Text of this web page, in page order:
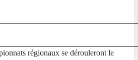
régionaux se dérouleront le